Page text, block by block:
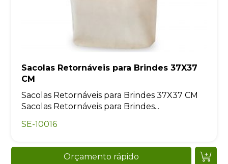
Sacolas Retornáveis para Brindes 37X37
CM
Sacolas Retornáveis para Brindes 37X37 CM
Sacolas Retornáveis para Brindes...
SE-10016
Orçamento rápido